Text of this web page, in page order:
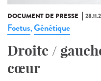
DOCUMENT DE PRESSE
Foetus,Génétique
Droite /
cœur